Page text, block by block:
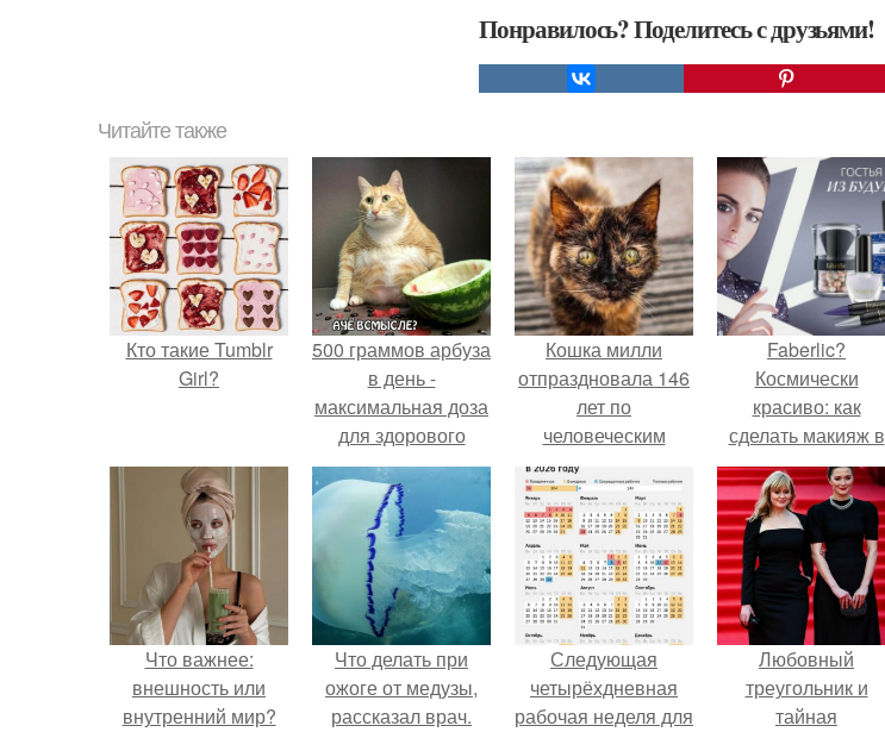
Понравилось? Поделитесь с друзьями!
Читайте также
Кто такие Tumblr
Girl?
500 граммов арбуза
в день -
максимальная доза
для здорового
взрослого,
предупредили
врачи.
Кошка милли
отпраздновала 146
лет по
человеческим
Меркам и
претендует на
звание самой
старой в мире.
Faberlic?
Космически
красиво: как
сделать макияж в
духе Cosmic.
Что важнее:
внешность или
внутренний мир?
Что делать при
ожоге от медузы,
рассказал врач.
Следующая
четырёхдневная
рабочая неделя для
Любовный
треугольник и
тайная